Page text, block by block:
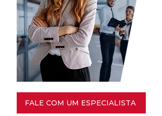
FALE COM UM ESPECIALISTA